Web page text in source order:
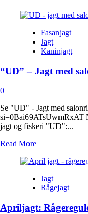
Fasanjagt
Jagt
Kaninjagt
“UD” – Jagt med
0
Se "UD" - Jagt med
si=0Bai69ATsUwmRxAT
jagt og fiskeri "UD":...
Read MoreRead
about
Jagt
salonriffel
Jagt
Rågejagt
Apriljagt: